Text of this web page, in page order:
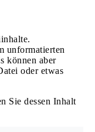
unformatierten
können aber
oder etwas
Sie dessen Inhalt